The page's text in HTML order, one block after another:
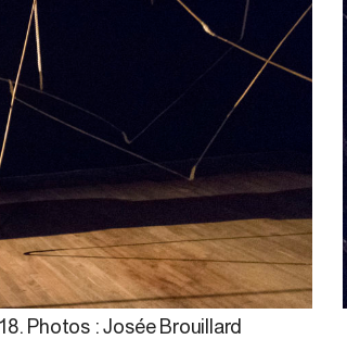
Photos : Josée Brouillard